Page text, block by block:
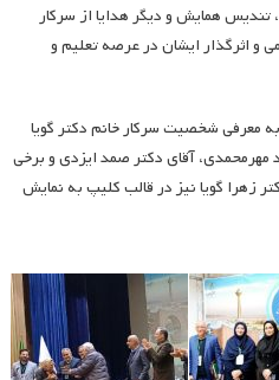
همایش و دیگر هدایا از سرکار
و اثرگذار ایشان در عرصه تعلیم و
معرفی شخصیت سرکار خانم دکتر گویا
آقای دکتر صمد ایزدی و برخی
زهرا گویا نیز در قالب کلیپ به نمایش